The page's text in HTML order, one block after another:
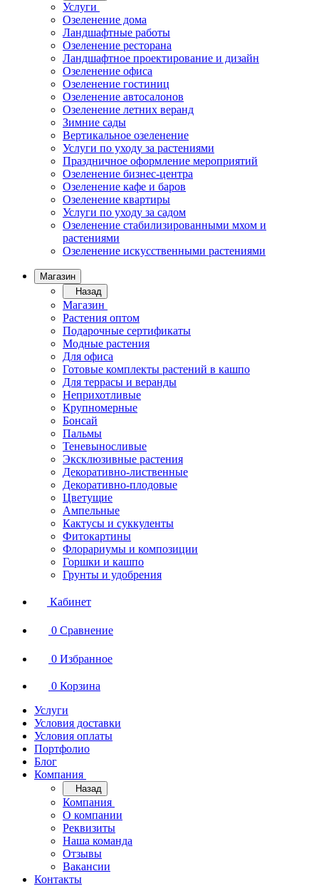
Услуги
Озеленение дома
Ландшафтные работы
Озеленение ресторана
Ландшафтное проектирование и дизайн
Озеленение офиса
Озеленение гостиниц
Озеленение автосалонов
Озеленение летних веранд
Зимние сады
Вертикальное озеленение
Услуги по уходу за растениями
Праздничное оформление мероприятий
Озеленение бизнес-центра
Озеленение кафе и баров
Озеленение квартиры
Услуги по уходу за садом
Озеленение стабилизированными мхом и
растениями
Озеленение искусственными растениями
Магазин
Назад
Магазин
Растения оптом
Подарочные сертификаты
Модные растения
Для офиса
Готовые комплекты растений в кашпо
Для террасы и веранды
Неприхотливые
Крупномерные
Бонсай
Пальмы
Теневыносливые
Эксклюзивные растения
Декоративно-лиственные
Декоративно-плодовые
Цветущие
Ампельные
Кактусы и суккуленты
Фитокартины
Флорариумы и композиции
Горшки и кашпо
Грунты и удобрения
Кабинет
0 Сравнение
0 Избранное
0 Корзина
Услуги
Условия доставки
Условия оплаты
Портфолио
Блог
Компания
Назад
Компания
О компании
Реквизиты
Наша команда
Отзывы
Вакансии
Контакты